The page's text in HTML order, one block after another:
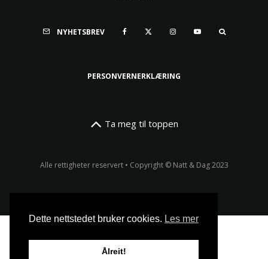
NYHETSBREV
PERSONVERNERKLÆRING
Ta meg til toppen
Alle rettigheter reservert • Copyright © Natt & Dag 2023
Dette nettstedet bruker cookies. Les mer
Ålreit!